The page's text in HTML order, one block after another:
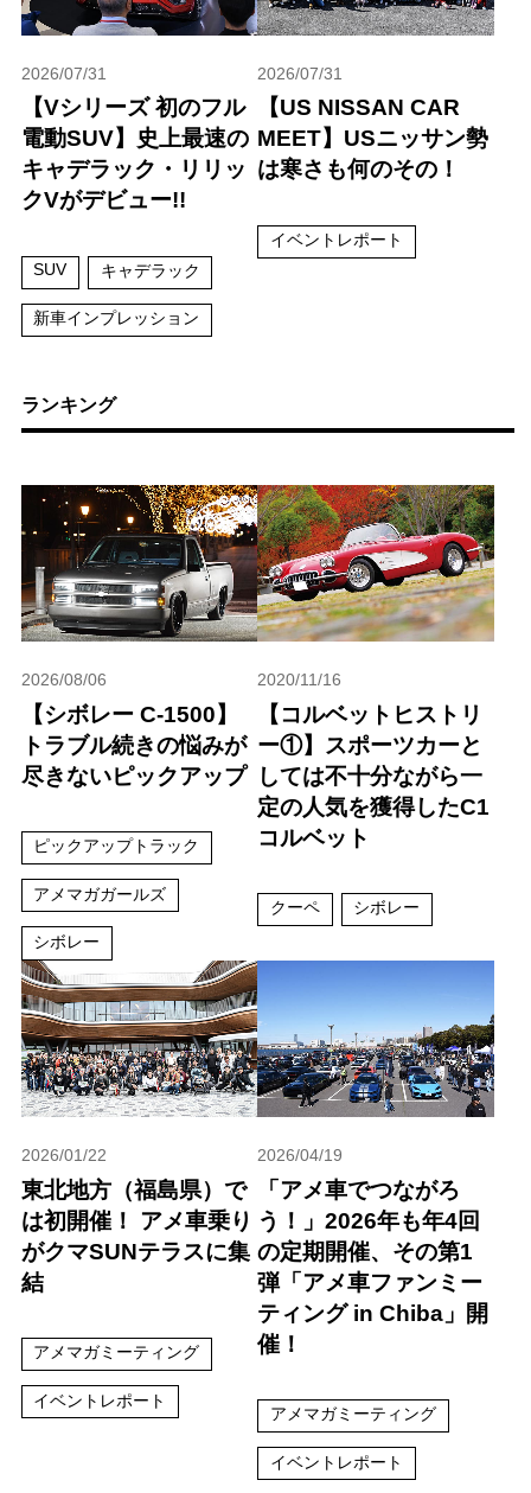
2026/07/31
【Vシリーズ 初のフル
電動SUV】史上最速の
キャデラック・リリッ
クVがデビュー!!
SUV キャデラック
新車インプレッション
2026/07/31
【US NISSAN CAR
MEET】USニッサン勢
は寒さも何のその！
イベントレポート
ランキング
2026/08/06
【シボレー C-1500】
トラブル続きの悩みが
尽きないピックアップ
ピックアップトラック
アメマガガールズ
シボレー
2020/11/16
【コルベットヒストリ
ー①】スポーツカーと
しては不十分ながら一
定の人気を獲得したC1
コルベット
クーペ シボレー
2026/01/22
東北地方（福島県）で
は初開催！ アメ車乗り
がクマSUNテラスに集
結
アメマガミーティング
イベントレポート
2026/04/19
「アメ車でつながろ
う！」2026年も年4回
の定期開催、その第1
弾「アメ車ファンミー
ティング in Chiba」開
催！
アメマガミーティング
イベントレポート